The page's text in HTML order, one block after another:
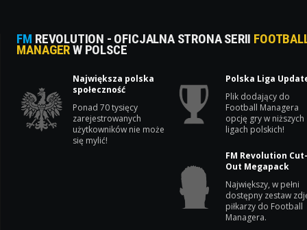
FM REVOLUTION - OFICJALNA STRONA SERII
MANAGERW POLSCE
Największa polska
społeczność
Ponad 70 tysięcy
zarejestrowanych
użytkowników nie może
się mylić!
Polska Liga
Plik dodający do
Football Managera
opcję gry w niższych
ligach polskich!
FM Revolution
Out Megapack
Największy, w pełni
dostępny zestaw
piłkarzy do Football
Managera.